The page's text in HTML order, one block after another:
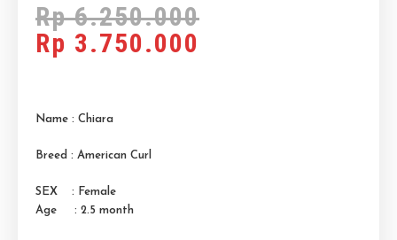
Rp6.250.000
Rp 3.750.000
Name : Chiara
Breed : American Curl
SEX : Female
Age : 2.5 month